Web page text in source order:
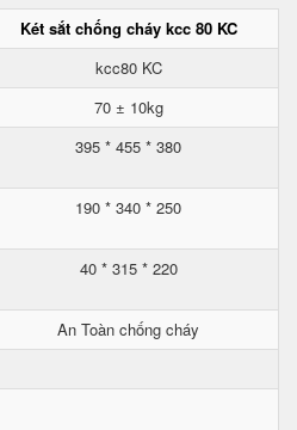
Két sắt chống cháy kcc 80 KC
kcc80 KC
70 ± 10kg
395 * 455 * 380
190 * 340 * 250
40 * 315 * 220
An Toàn chống cháy